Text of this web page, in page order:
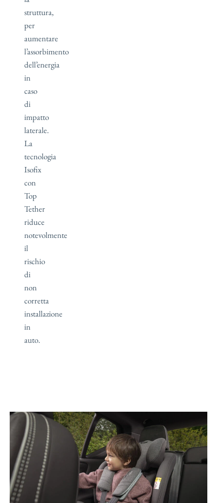
struttura,
per
aumentare
l’assorbimento
dell’energia
in
caso
di
impatto
laterale.
La
tecnologia
Isofix
con
Top
Tether
riduce
notevolmente
il
rischio
di
non
corretta
installazione
in
auto.